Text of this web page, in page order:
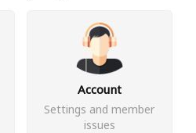
Account
Settings and member
issues